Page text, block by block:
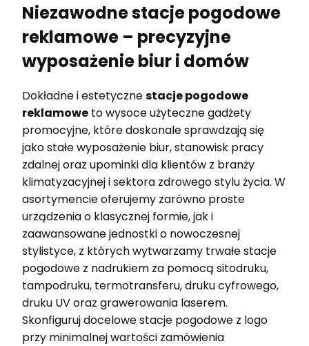
Niezawodne stacje pogodowe
reklamowe – precyzyjne
wyposażenie biur i domów
Dokładne i estetycznestacje pogodowe
reklamowe to wysoce użyteczne gadżety
promocyjne, które doskonale sprawdzają się
jako stałe wyposażenie biur, stanowisk pracy
zdalnej oraz upominki dla klientów z branży
klimatyzacyjnej i sektora zdrowego stylu życia. W
asortymencie oferujemy zarówno proste
urządzenia o klasycznej formie, jak i
zaawansowane jednostki o nowoczesnej
stylistyce, z których wytwarzamy trwałe stacje
pogodowe z nadrukiem za pomocą sitodruku,
tampodruku, termotransferu, druku cyfrowego,
druku UV oraz grawerowania laserem.
Skonfiguruj docelowe stacje pogodowe z logo
przy minimalnej wartości zamówienia